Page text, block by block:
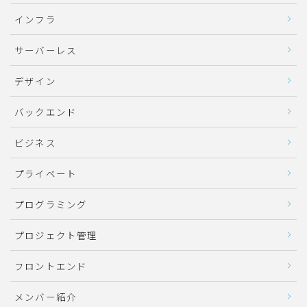
インフラ
サーバーレス
デザイン
バックエンド
ビジネス
プライベート
プログラミング
プロジェクト管理
フロントエンド
メンバー紹介